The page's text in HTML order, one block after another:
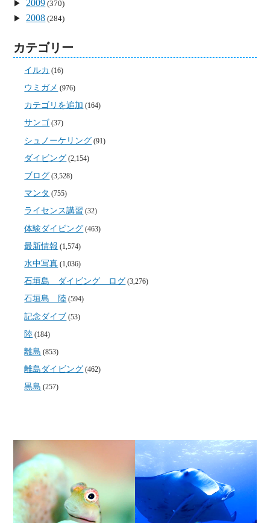
2009 (370)
2008 (284)
カテゴリー
イルカ (16)
ウミガメ (976)
カテゴリを追加 (164)
サンゴ (37)
シュノーケリング (91)
ダイビング (2,154)
ブログ (3,528)
マンタ (755)
ライセンス講習 (32)
体験ダイビング (463)
最新情報 (1,574)
水中写真 (1,036)
石垣島 ダイビング ログ (3,276)
石垣島 陸 (594)
記念ダイブ (53)
陸 (184)
離島 (853)
離島ダイビング (462)
黒島 (257)